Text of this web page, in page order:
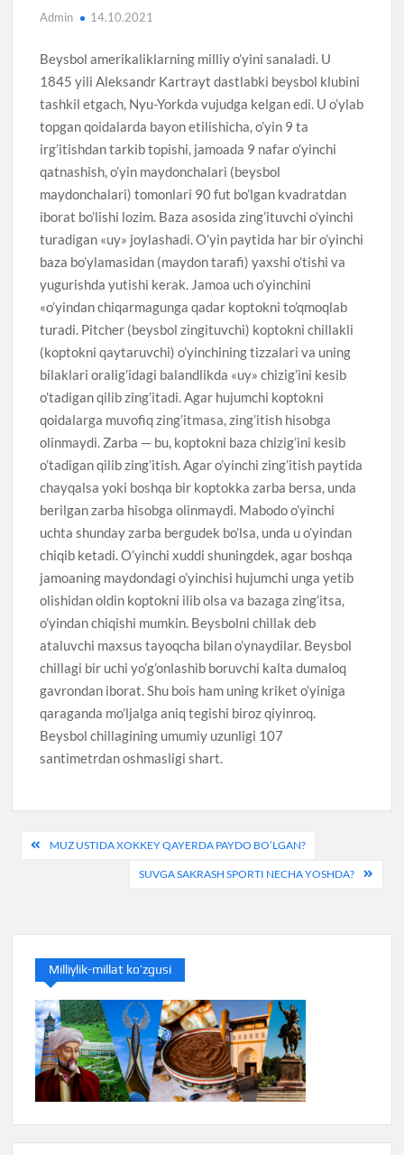
Admin 14.10.2021
Beysbol amerikaliklarning milliy o’yini sanaladi. U
1845 yili Aleksandr Kartrayt dastlabki beysbol klubini
tashkil etgach, Nyu-Yorkda vujudga kelgan edi. U o’ylab
topgan qoidalarda bayon etilishicha, o’yin 9 ta
irg’itishdan tarkib topishi, jamoada 9 nafar o’yinchi
qatnashish, o’yin maydonchalari (beysbol
maydonchalari) tomonlari 90 fut bo’lgan kvadratdan
iborat bo’lishi lozim. Baza asosida zing’ituvchi o’yinchi
turadigan «uy» joylashadi. O’yin paytida har bir o’yinchi
baza bo’ylamasidan (maydon tarafi) yaxshi o’tishi va
yugurishda yutishi kerak. Jamoa uch o’yinchini
«o’yindan chiqarmagunga qadar koptokni to’qmoqlab
turadi. Pitcher (beysbol zingituvchi) koptokni chillakli
(koptokni qaytaruvchi) o’yinchining tizzalari va uning
bilaklari oralig’idagi balandlikda «uy» chizig’ini kesib
o’tadigan qilib zing’itadi. Agar hujumchi koptokni
qoidalarga muvofiq zing’itmasa, zing’itish hisobga
olinmaydi. Zarba — bu, koptokni baza chizig’ini kesib
o’tadigan qilib zing’itish. Agar o’yinchi zing’itish paytida
chayqalsa yoki boshqa bir koptokka zarba bersa, unda
berilgan zarba hisobga olinmaydi. Mabodo o’yinchi
uchta shunday zarba bergudek bo’lsa, unda u o’yindan
chiqib ketadi. O’yinchi xuddi shuningdek, agar boshqa
jamoaning maydondagi o’yinchisi hujumchi unga yetib
olishidan oldin koptokni ilib olsa va bazaga zing’itsa,
o’yindan chiqishi mumkin. Beysbolni chillak deb
ataluvchi maxsus tayoqcha bilan o’ynaydilar. Beysbol
chillagi bir uchi yo’g’onlashib boruvchi kalta dumaloq
gavrondan iborat. Shu bois ham uning kriket o’yiniga
qaraganda mo’ljalga aniq tegishi biroz qiyinroq.
Beysbol chillagining umumiy uzunligi 107
santimetrdan oshmasligi shart.
PostMUZ USTIDA XOKKEY QAYERDA PAYDO BO’LGAN?
SUVGA SAKRASH SPORTI NECHA YOSHDA?
Milliylik-millat ko’zgusi